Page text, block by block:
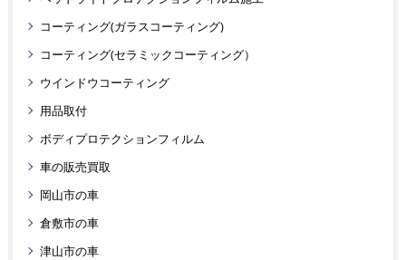
コーティング(ガラスコーティング)
コーティング(セラミックコーティング）
ウインドウコーティング
用品取付
ボディプロテクションフィルム
車の販売買取
岡山市の車
倉敷市の車
津山市の車